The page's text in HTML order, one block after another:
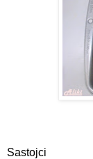
Sastojci